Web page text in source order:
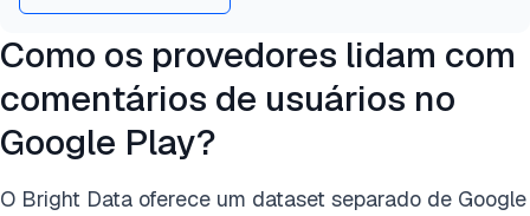
Como os provedores lidam com
comentários de usuários no
Google Play?
O Bright Data oferece um dataset separado de Google